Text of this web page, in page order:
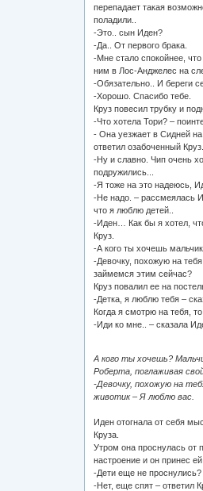
перепадает такая
поладили..
-Это.. сын Иден?
-Да.. От первого брака.
-Мне стало спокойнее,
ним в Лос-Анджелес на
-Обязательно.. И береги
-Хорошо. Спасибо тебе.
Круз повесил трубку и
-Что хотела Тори? –
- Она уезжает в Сидней
ответил озабоченный Круз.
-Ну и славно. Чип очень
подружились...
-Я тоже на это надеюсь,
-Не надо. – рассмеялась
что я люблю детей..
-Иден… Как бы я хотел,
Круз.
-А кого ты хочешь
-Девочку, похожую на
займемся этим сейчас?
Круз повалил ее на
-Детка, я люблю тебя –
Когда я смотрю на тебя,
-Иди ко мне.. – сказала
А кого ты хочешь?
Роберта, поглаживая
-Девочку, похожую на
животик – Я люблю вас.
Иден отогнала от себя
Круза.
Утром она проснулась от
настроение и он принес
-Дети еще не
-Нет, еще спят – ответил